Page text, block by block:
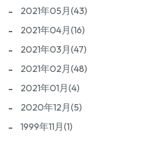
2021年05月(43)
2021年04月(16)
2021年03月(47)
2021年02月(48)
2021年01月(4)
2020年12月(5)
1999年11月(1)